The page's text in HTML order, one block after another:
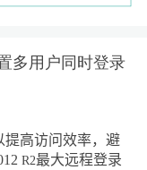
多用户同时登录
提高访问效率，避
R2最大远程登录